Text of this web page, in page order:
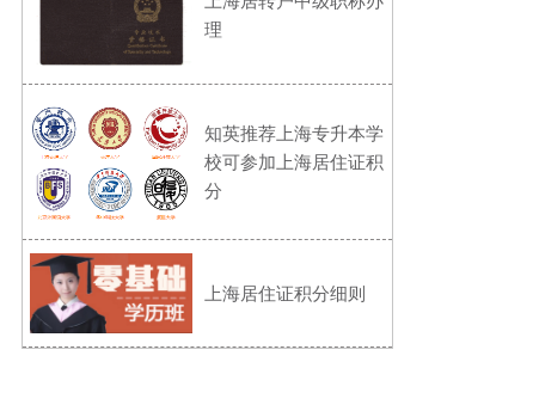
理
知英推荐上海专升本学
校可参加上海居住证积
分
上海居住证积分细则